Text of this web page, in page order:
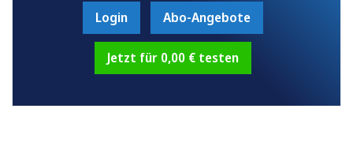
Login Abo-Angebote
Jetzt für 0,00 € testen